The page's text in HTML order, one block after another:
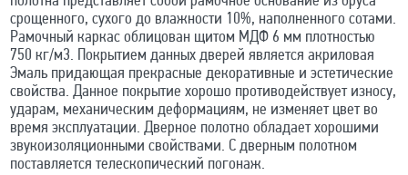
срощенного, сухого до влажности 10%, наполненного сотами.
Рамочный каркас облицован щитом МДФ 6 мм плотностью
750 кг/м3. Покрытием данных дверей является акриловая
Эмаль придающая прекрасные декоративные и эстетические
свойства. Данное покрытие хорошо противодействует износу,
ударам, механическим деформациям, не изменяет цвет во
время эксплуатации. Дверное полотно обладает хорошими
звукоизоляционными свойствами. С дверным полотном
поставляется телескопический погонаж.